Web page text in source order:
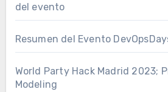
del evento
Resumen del Evento
World Party Hack Madrid 2023;
Modeling